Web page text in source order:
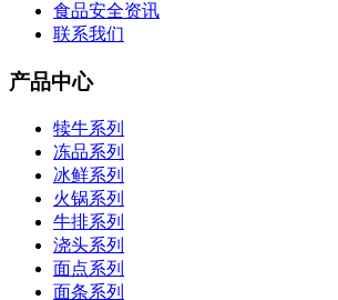
食品安全资讯
联系我们
产品中心
犊牛系列
冻品系列
冰鲜系列
火锅系列
牛排系列
浇头系列
面点系列
面条系列